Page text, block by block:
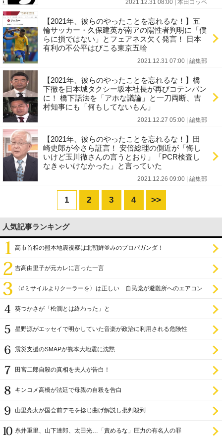
2021.12.31 08:00 本田コッペ
【2021年、彼らのやったことを忘れるな！】五
輪サッカー・久保建英が南アの陽性者判明に「僕
らに損ではない」とフェアネス欠く発言！ 日本
有利の不公平はびこる東京五輪
2021.12.31 07:00 編集部
【2021年、彼らのやったことを忘れるな！】橋
下徹を日本城タクシー坂本社長が再びコテンパン
に！ 橋下話法を「アホな議論」と一刀両断、吉
村知事にも「何もしてないもん」
2021.12.27 05:00 編集部
【2021年、彼らのやったことを忘れるな！】田
崎史郎が今さら証言！ 安倍総理の側近が「悔し
いけど玉川徹さんの言うとおり」「PCR検査し
なきゃいけなかった」と言っていた
2021.12.26 09:00 編集部
1 2 3 4 >>
人気記事ランキング
高市首相の熊本地震視察は北朝鮮並みのプロパガンダ！
吉高由里子が元カレに言った一言
〈#ミサイルよりクーラーを〉は正しい 自民党が避難所へのエアコン
葵つかさが「松潤とは終わった」と
星野源がエッセイで明かしていた音楽が政治に利用される危険性
震災支援のSMAPが熊本大地震に沈黙
田宮二郎自殺の真相を夫人が告白！
キンコメ高橋が法廷で母親の自殺を告白
山里亮太が国会前デモを捻じ曲げ解説し批判殺到
糸井重里、山下達郎、太田光…「責めるな」圧力の有名人の罪